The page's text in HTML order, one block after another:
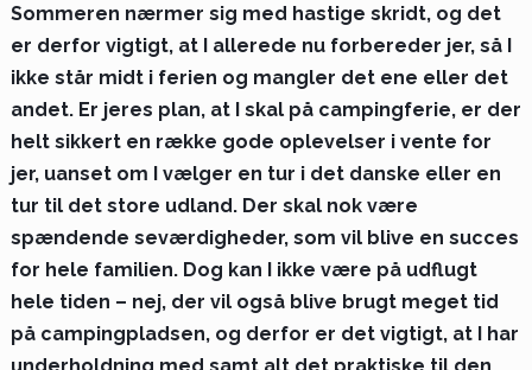
Sommeren nærmer sig med hastige skridt, og det
er derfor vigtigt, at I allerede nu forbereder jer, så I
ikke står midt i ferien og mangler det ene eller det
andet. Er jeres plan, at I skal på campingferie, er der
helt sikkert en række gode oplevelser i vente for
jer, uanset om I vælger en tur i det danske eller en
tur til det store udland. Der skal nok være
spændende seværdigheder, som vil blive en succes
for hele familien. Dog kan I ikke være på udflugt
hele tiden – nej, der vil også blive brugt meget tid
på campingpladsen, og derfor er det vigtigt, at I har